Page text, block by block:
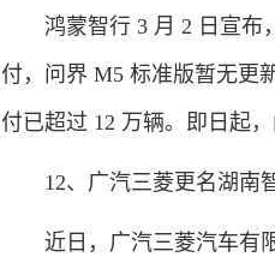
鸿蒙智行 3 月 2 日宣布，
付，问界 M5 标准版暂无更
付已超过 12 万辆。即日起
12、广汽三菱更名湖南
近日，广汽三菱汽车有限